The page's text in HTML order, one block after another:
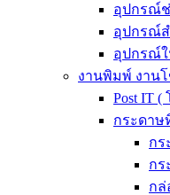
อุปกรณ์ช่
อุปกรณ์ส
อุปกรณ์ใ
งานพิมพ์ งาน
Post IT
กระดาษ
กร
กร
กล่